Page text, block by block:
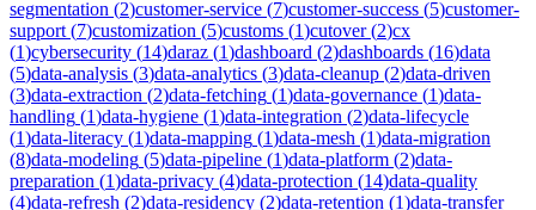
segmentation (2)customer-service (7)customer-success (5)customer-
support (7)customization (5)customs (1)cutover(2)cx
(1)cybersecurity (14)daraz (1)dashboard (2)dashboards (16)data
(5)data-analysis (3)data-analytics (3)data-cleanup (2)data-driven
(3)data-extraction (2)data-fetching (1)data-governance (1)data-
handling (1)data-hygiene (1)data-integration (2)data-lifecycle
(1)data-literacy (1)data-mapping (1)data-mesh (1)data-migration
(8)data-modeling (5)data-pipeline (1)data-platform (2)data-
preparation (1)data-privacy (4)data-protection (14)data-quality
(4)data-refresh (2)data-residency (2)data-retention (1)data-transfer